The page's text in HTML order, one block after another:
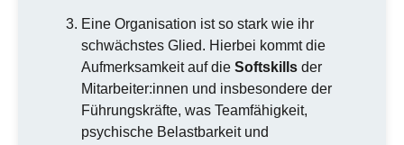
Eine Organisation ist so stark wie ihr
schwächstes Glied. Hierbei kommt die
Aufmerksamkeit auf die Softskills der
Mitarbeiter:innen und insbesondere der
Führungskräfte, was Teamfähigkeit,
psychische Belastbarkeit und